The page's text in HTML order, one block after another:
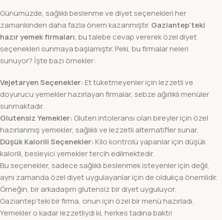
Günümüzde, sağlıklı beslenme ve diyet seçenekleri her
zamankinden daha fazla önem kazanmıştır. Gaziantep’teki
hazır yemek firmaları, bu talebe cevap vererek özel diyet
seçenekleri sunmaya başlamıştır. Peki, bu firmalar neleri
sunuyor? İşte bazı örnekler:
Vejetaryen Seçenekler: Et tüketmeyenler için lezzetli ve
doyurucu yemekler hazırlayan firmalar, sebze ağırlıklı menüler
sunmaktadır.
Glutensiz Yemekler: Gluten intoleransı olan bireyler için özel
hazırlanmış yemekler, sağlıklı ve lezzetli alternatifler sunar.
Düşük Kalorili Seçenekler: Kilo kontrolü yapanlar için düşük
kalorili, besleyici yemekler tercih edilmektedir.
Bu seçenekler, sadece sağlıklı beslenmek isteyenler için değil,
aynı zamanda özel diyet uygulayanlar için de oldukça önemlidir.
Örneğin, bir arkadaşım glutensiz bir diyet uyguluyor.
Gaziantep’teki bir firma, onun için özel bir menü hazırladı.
Yemekler o kadar lezzetliydi ki, herkes tadına baktı!